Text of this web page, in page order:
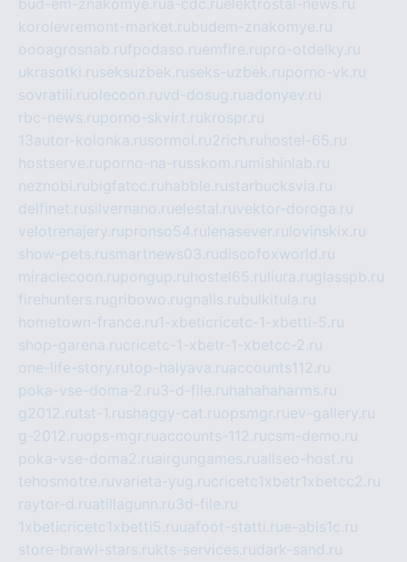
bud-em-znakomye.rua-cdc.ruelektrostal-news.ru
korolevremont-market.rubudem-znakomye.ru
oooagrosnab.rufpodaso.ruemfire.rupro-otdelky.ru
ukrasotki.ruseksuzbek.ruseks-uzbek.ruporno-vk.ru
sovratili.ruolecoon.ruvd-dosug.ruadonyev.ru
rbc-news.ruporno-skvirt.rukrospr.ru
13autor-kolonka.rusormol.ru2rich.ru hostel-65.ru
hostserve.ruporno-na-russkom.ru mishinlab.ru
neznobi.rubigfatcc.ru habble.rustarbucksvia.ru
delfinet.rusilvernano.ruelestal.ruvektor-doroga.ru
velotrenajery.rupronso54.ru lenasever.ru lovinskix.ru
show-pets.rusmartnews03.rudiscofoxworld.ru
miraclecoon.rupongup.ru hostel65.ru liura.ruglasspb.ru
firehunters.rugribowo.rugnalis.rubulkitula.ru
hometown-france.ru1-xbeticricetc-1-xbetti-5.ru
shop-garena.rucricetc-1-xbetr-1-xbetcc-2.ru
one-life-story.rutop-halyava.ruaccounts112.ru
poka-vse-doma-2.ru3-d-file.ru hahahaharms.ru
g2012.rutst-1.rushaggy-cat.ruopsmgr.ruev-gallery.ru
g-2012.ruops-mgr.ruaccounts-112.rucsm-demo.ru
poka-vse-doma2.ruairgungames.ruallseo-host.ru
tehosmotre.ruvarieta-yug.rucricetc1xbetr1xbetcc2.ru
raytor-d.ruatillagunn.ru3d-file.ru
1xbeticricetc1xbetti5.ruuafoot-statti.rue-abis1c.ru
store-brawl-stars.rukts-services.rudark-sand.ru